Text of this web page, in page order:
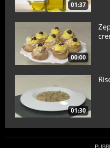
01:37
00:00
01:30